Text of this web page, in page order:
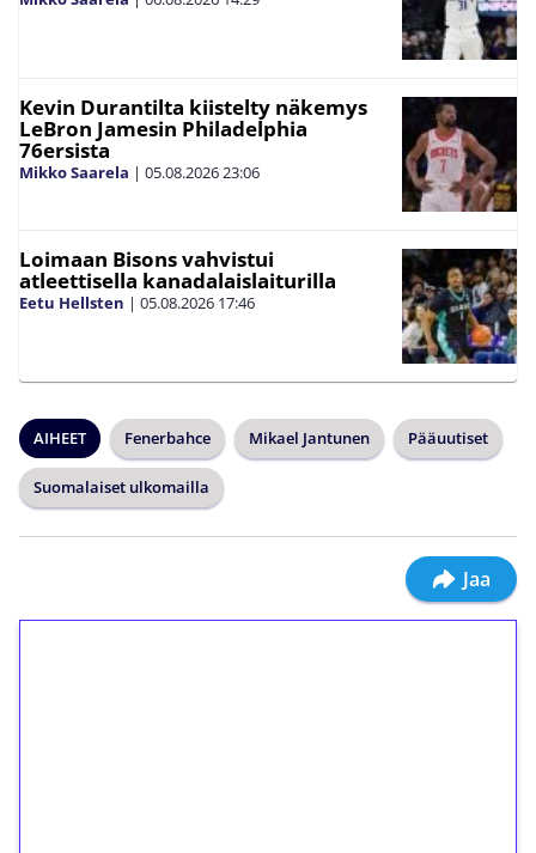
Kevin Durantilta kiistelty näkemys
LeBron Jamesin Philadelphia
76ersista
Mikko Saarela | 05.08.202623:06
Loimaan Bisons vahvistui
atleettisella kanadalaislaiturilla
Eetu Hellsten | 05.08.2026 17:46
AIHEET Fenerbahce Mikael Jantunen Pääuutiset
Suomalaiset ulkomailla
Jaa